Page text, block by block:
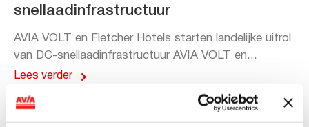
snellaadinfrastructuur
AVIA VOLT en Fletcher Hotels starten landelijke uitrol
van DC-snellaadinfrastructuur AVIA VOLT en...
Lees verder